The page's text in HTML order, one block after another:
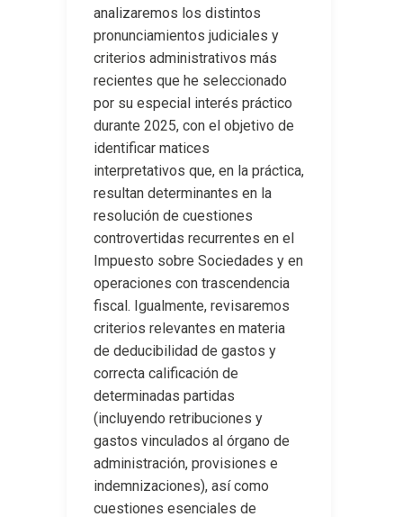
analizaremos los distintos
pronunciamientos judiciales y
criterios administrativos más
recientes que he seleccionado
por su especial interés práctico
durante 2025, con el objetivo de
identificar matices
interpretativos que, en la práctica,
resultan determinantes en la
resolución de cuestiones
controvertidas recurrentes en el
Impuesto sobre Sociedades y en
operaciones con trascendencia
fiscal. Igualmente, revisaremos
criterios relevantes en materia
de deducibilidad de gastos y
correcta calificación de
determinadas partidas
(incluyendo retribuciones y
gastos vinculados al órgano de
administración, provisiones e
indemnizaciones), así como
cuestiones esenciales de